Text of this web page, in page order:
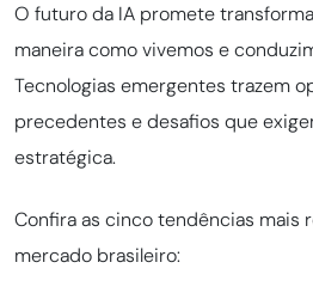
O futuro da IA promete
maneira como vivemos e
Tecnologias emergentes trazem
precedentes e desafios que
estratégica.
Confira as cinco tendências mais
mercado brasileiro: